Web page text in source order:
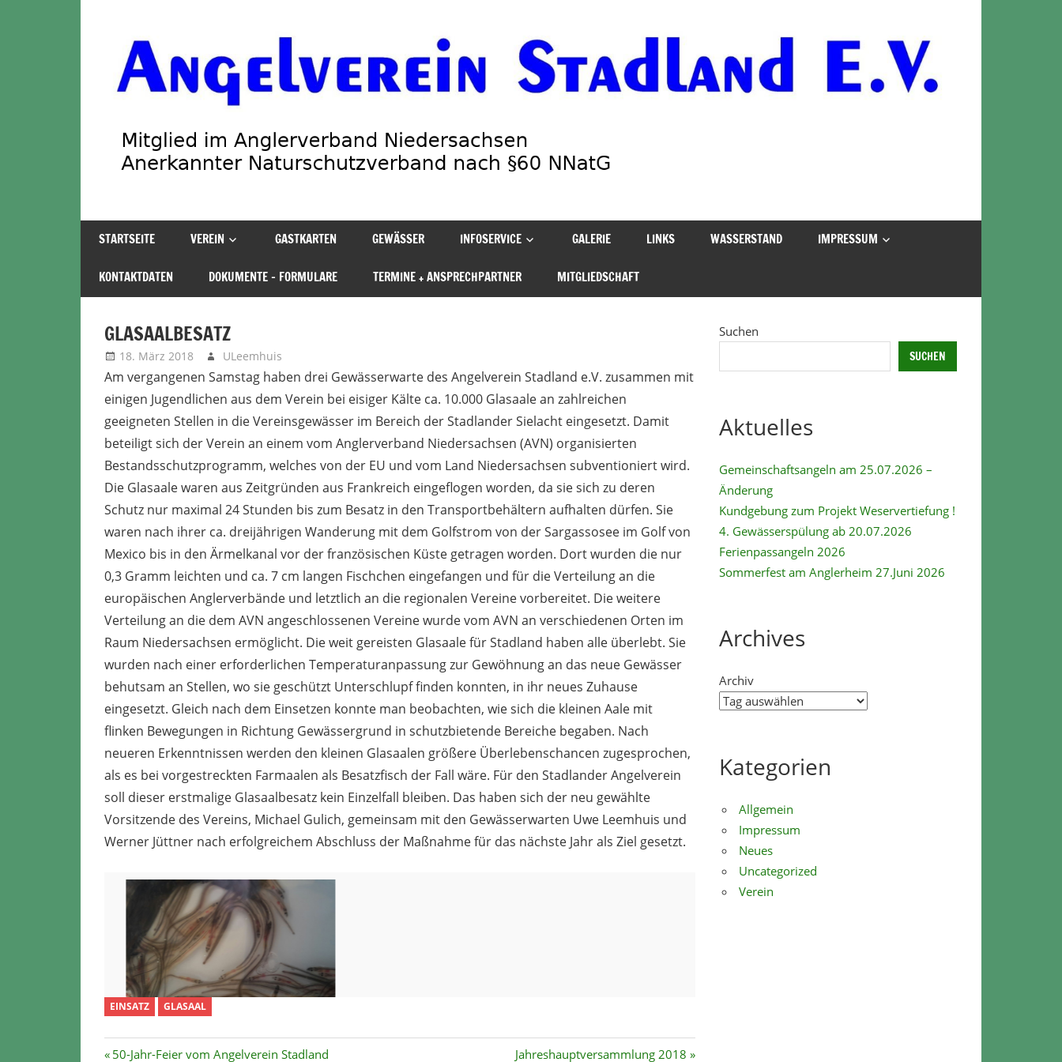
Angelverein
Stadland
STARTSEITE VEREIN GASTKARTEN GEWÄSSER INFOSERVICE GALERIE LINKS WASSERSTAND IMPRESSUM
KONTAKTDATEN DOKUMENTE – FORMULARE TERMINE + ANSPRECHPARTNER MITGLIEDSCHAFT
GLASAALBESATZ
18. März 2018 ULeemhuis
Am vergangenen Samstag haben drei Gewässerwarte des Angelverein Stadland e.V. zusammen mit
einigen Jugendlichen aus dem Verein bei eisiger Kälte ca. 10.000 Glasaale an zahlreichen
geeigneten Stellen in die Vereinsgewässer im Bereich der Stadlander Sielacht eingesetzt. Damit
beteiligt sich der Verein an einem vom Anglerverband Niedersachsen (AVN) organisierten
Bestandsschutzprogramm, welches von der EU und vom Land Niedersachsen subventioniert wird.
Die Glasaale waren aus Zeitgründen aus Frankreich eingeflogen worden, da sie sich zu deren
Schutz nur maximal 24 Stunden bis zum Besatz in den Transportbehältern aufhalten dürfen. Sie
waren nach ihrer ca. dreijährigen Wanderung mit dem Golfstrom von der Sargassosee im Golf von
Mexico bis in den Ärmelkanal vor der französischen Küste getragen worden. Dort wurden die nur
0,3 Gramm leichten und ca. 7 cm langen Fischchen eingefangen und für die Verteilung an die
europäischen Anglerverbände und letztlich an die regionalen Vereine vorbereitet. Die weitere
Verteilung an die dem AVN angeschlossenen Vereine wurde vom AVN an verschiedenen Orten im
Raum Niedersachsen ermöglicht. Die weit gereisten Glasaale für Stadland haben alle überlebt. Sie
wurden nach einer erforderlichen Temperaturanpassung zur Gewöhnung an das neue Gewässer
behutsam an Stellen, wo sie geschützt Unterschlupf finden konnten, in ihr neues Zuhause
eingesetzt. Gleich nach dem Einsetzen konnte man beobachten, wie sich die kleinen Aale mit
flinken Bewegungen in Richtung Gewässergrund in schutzbietende Bereiche begaben. Nach
neueren Erkenntnissen werden den kleinen Glasaalen größere Überlebenschancen zugesprochen,
als es bei vorgestreckten Farmaalen als Besatzfisch der Fall wäre. Für den Stadlander Angelverein
soll dieser erstmalige Glasaalbesatz kein Einzelfall bleiben. Das haben sich der neu gewählte
Vorsitzende des Vereins, Michael Gulich, gemeinsam mit den Gewässerwarten Uwe Leemhuis und
Werner Jüttner nach erfolgreichem Abschluss der Maßnahme für das nächste Jahr als Ziel gesetzt.
EINSATZ GLASAAL
Vorheriger
50-Jahr-Feier vom Angelverein Stadland Nächster
Jahreshauptversammlung 2018
Suchen
SUCHEN
Aktuelles
Gemeinschaftsangeln am 25.07.2026 –
Änderung
Kundgebung zum Projekt Weservertiefung !
4. Gewässerspülung ab 20.07.2026
Ferienpassangeln 2026
Sommerfest am Anglerheim 27.Juni 2026
Archives
Archiv
Kategorien
Allgemein
Impressum
Neues
Uncategorized
Verein